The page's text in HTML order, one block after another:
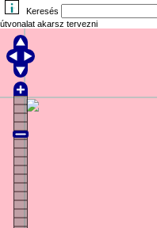
Keresés
útvonalat akarsz tervezni